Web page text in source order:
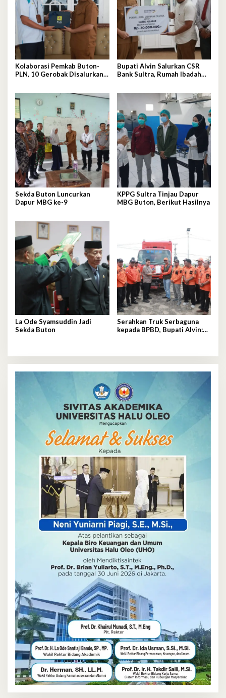
Kolaborasi Pemkab Buton-
PLN, 10 Gerobak Disalurkan
Bupati Alvin Salurkan CSR
Bank Sultra, Rumah Ibadah
Sekda Buton Luncurkan
Dapur MBG ke-9
KPPG Sultra Tinjau Dapur
MBG Buton, Berikut Hasilnya
La Ode Syamsuddin Jadi
Sekda Buton
Serahkan Truk Serbaguna
kepada BPBD, Bupati Alvin: